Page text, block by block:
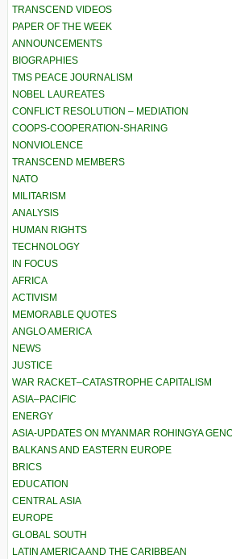
TRANSCEND VIDEOS
PAPER OF THE WEEK
ANNOUNCEMENTS
BIOGRAPHIES
TMS PEACE JOURNALISM
NOBEL LAUREATES
CONFLICT RESOLUTION – MEDIATION
COOPS-COOPERATION-SHARING
NONVIOLENCE
TRANSCEND MEMBERS
NATO
MILITARISM
ANALYSIS
HUMAN RIGHTS
TECHNOLOGY
IN FOCUS
AFRICA
ACTIVISM
MEMORABLE QUOTES
ANGLO AMERICA
NEWS
JUSTICE
WAR RACKET–CATASTROPHE CAPITALISM
ASIA–PACIFIC
ENERGY
ASIA-UPDATES ON MYANMAR ROHINGYA
BALKANS AND EASTERN EUROPE
BRICS
EDUCATION
CENTRAL ASIA
EUROPE
GLOBAL SOUTH
LATIN AMERICA AND THE CARIBBEAN